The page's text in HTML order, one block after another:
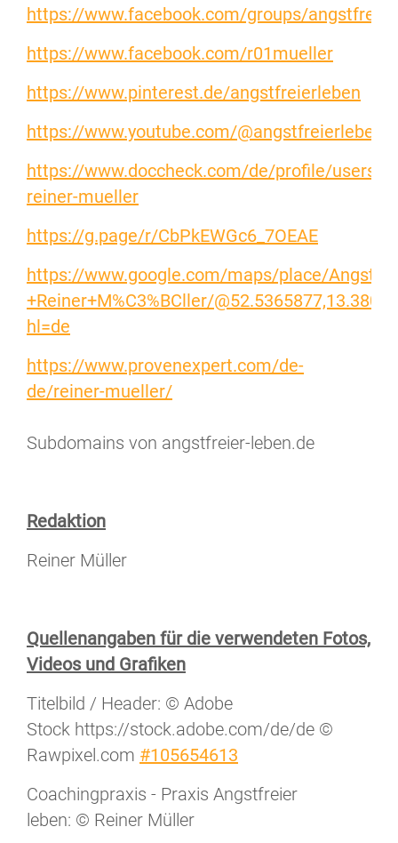
https://www.facebook.com/groups/angstfrei
https://www.facebook.com/r01mueller
https://www.pinterest.de/angstfreierleben
https://www.youtube.com/@angstfreierleben
https://www.doccheck.com/de/profile/users/
reiner-mueller
https://g.page/r/CbPkEWGc6_7OEAE
https://www.google.com/maps/place/
+Reiner+M%C3%BCller/
hl=de
https://www.provenexpert.com/de-
de/reiner-mueller/
Subdomains von angstfreier-leben.de
Redaktion
Reiner Müller
Quellenangaben für die verwendeten Fotos,
Videos und Grafiken
Titelbild / Header: © Adobe
Stock https://stock.adobe.com/de/de ©
Rawpixel.com #105654613
Coachingpraxis - Praxis Angstfreier
leben: © Reiner Müller